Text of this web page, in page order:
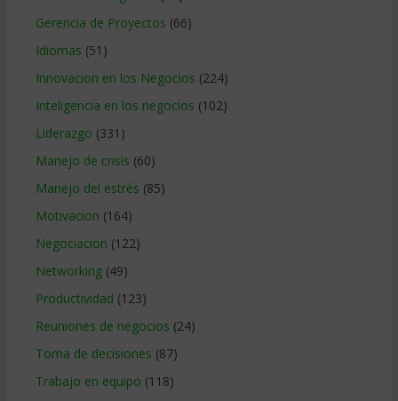
Gerencia de Proyectos (66)
Idiomas (51)
Innovacion en los Negocios (224)
Inteligencia en los negocios (102)
Liderazgo (331)
Manejo de crisis (60)
Manejo del estrés (85)
Motivacion (164)
Negociacion (122)
Networking(49)
Productividad (123)
Reuniones de negocios (24)
Toma de decisiones (87)
Trabajo en equipo (118)